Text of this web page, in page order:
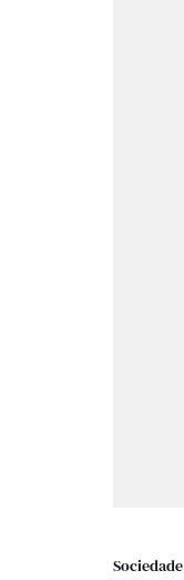
Sociedade